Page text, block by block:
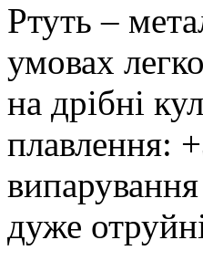
Ртуть –
умовах
на дрібні
плавлення:
дуже